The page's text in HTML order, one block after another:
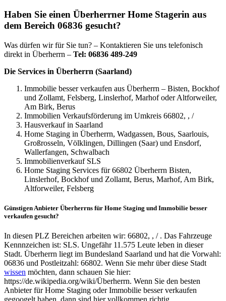
Haben Sie einen Überherrner Home Stagerin aus
dem Bereich 06836 gesucht?
Was dürfen wir für Sie tun? – Kontaktieren Sie uns telefonisch
direkt in Überherrn – Tel: 06836 489-249
Die Services in Überherrn (Saarland)
Immobilie besser verkaufen aus Überherrn – Bisten, Bockhof
und Zollamt, Felsberg, Linslerhof, Marhof oder Altforweiler,
Am Birk, Berus
Immobilien Verkaufsförderung im Umkreis 66802, , /
Hausverkauf in Saarland
Home Staging in Überherrn, Wadgassen, Bous, Saarlouis,
Großrosseln, Völklingen, Dillingen (Saar) und Ensdorf,
Wallerfangen, Schwalbach
Immobilienverkauf SLS
Home Staging Services für 66802 Überherrn Bisten,
Linslerhof, Bockhof und Zollamt, Berus, Marhof, Am Birk,
Altforweiler, Felsberg
Günstigen Anbieter Überherrns für Home Staging und Immobilie besser
verkaufen gesucht?
In diesen PLZ Bereichen arbeiten wir: 66802, , / . Das Fahrzeuge
Kennnzeichen ist: SLS. Ungefähr 11.575 Leute leben in dieser
Stadt. Überherrn liegt im Bundesland Saarland und hat die Vorwahl:
06836 und Postleitzahl: 66802. Wenn Sie mehr über diese Stadt
wissen möchten, dann schauen Sie hier:
https://de.wikipedia.org/wiki/Überherrn. Wenn Sie den besten
Anbieter für Home Staging oder Immobilie besser verkaufen